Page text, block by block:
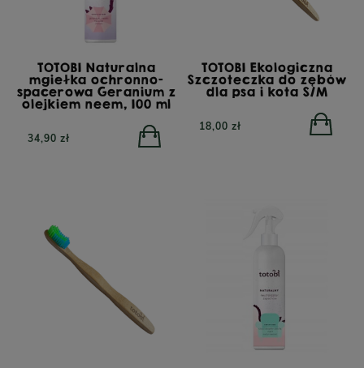
TOTOBI Naturalna
mgiełka ochronno-
spacerowa Geranium z
olejkiem neem, 100 ml
34,90 zł
TOTOBI Ekologiczna
Szczoteczka do zębów
dla psa i kota S/M
18,00 zł